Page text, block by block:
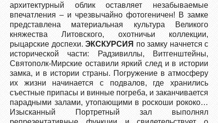
архитектурный облик оставляет незабываемые
впечатления – и чрезвычайно фотогеничен! В замке
представлена материальная культура Великого
княжества Литовского, охотничьи коллекции,
рыцарские доспехи. ЭКСКУРСИЯ по замку начнется с
исторической части: Радзивиллы, Витгенштейны,
Святополк-Мирские оставили яркий след и в истории
замка, и в истории страны. Погружение в атмосферу
их жизни начинается с подвалов, где хранились
съестные припасы и винные погреба, и заканчивается
парадными залами, утопающими в роскоши рококо…
Изысканный Портретный зал выполнял